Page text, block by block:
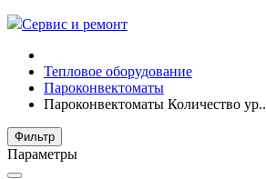
Сервис и ремонт
Тепловое оборудование
Пароконвектоматы
Пароконвектоматы Количество ур..
Фильтр
Параметры